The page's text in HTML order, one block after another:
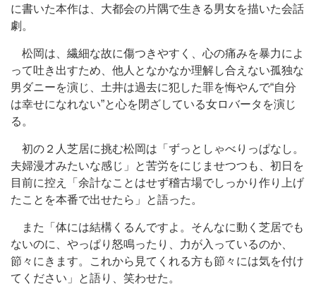
に書いた本作は、大都会の片隅で生きる男女を描いた会話
劇。
松岡は、繊細な故に傷つきやすく、心の痛みを暴力によ
って吐き出すため、他人となかなか理解し合えない孤独な
男ダニーを演じ、土井は過去に犯した罪を悔やんで“自分
は幸せになれない”と心を閉ざしている女ロバータを演じ
る。
初の２人芝居に挑む松岡は「ずっとしゃべりっぱなし。
夫婦漫才みたいな感じ」と苦労をにじませつつも、初日を
目前に控え「余計なことはせず稽古場でしっかり作り上げ
たことを本番で出せたら」と語った。
また「体には結構くるんですよ。そんなに動く芝居でも
ないのに、やっぱり怒鳴ったり、力が入っているのか、
節々にきます。これから見てくれる方も節々には気を付け
てください」と語り、笑わせた。